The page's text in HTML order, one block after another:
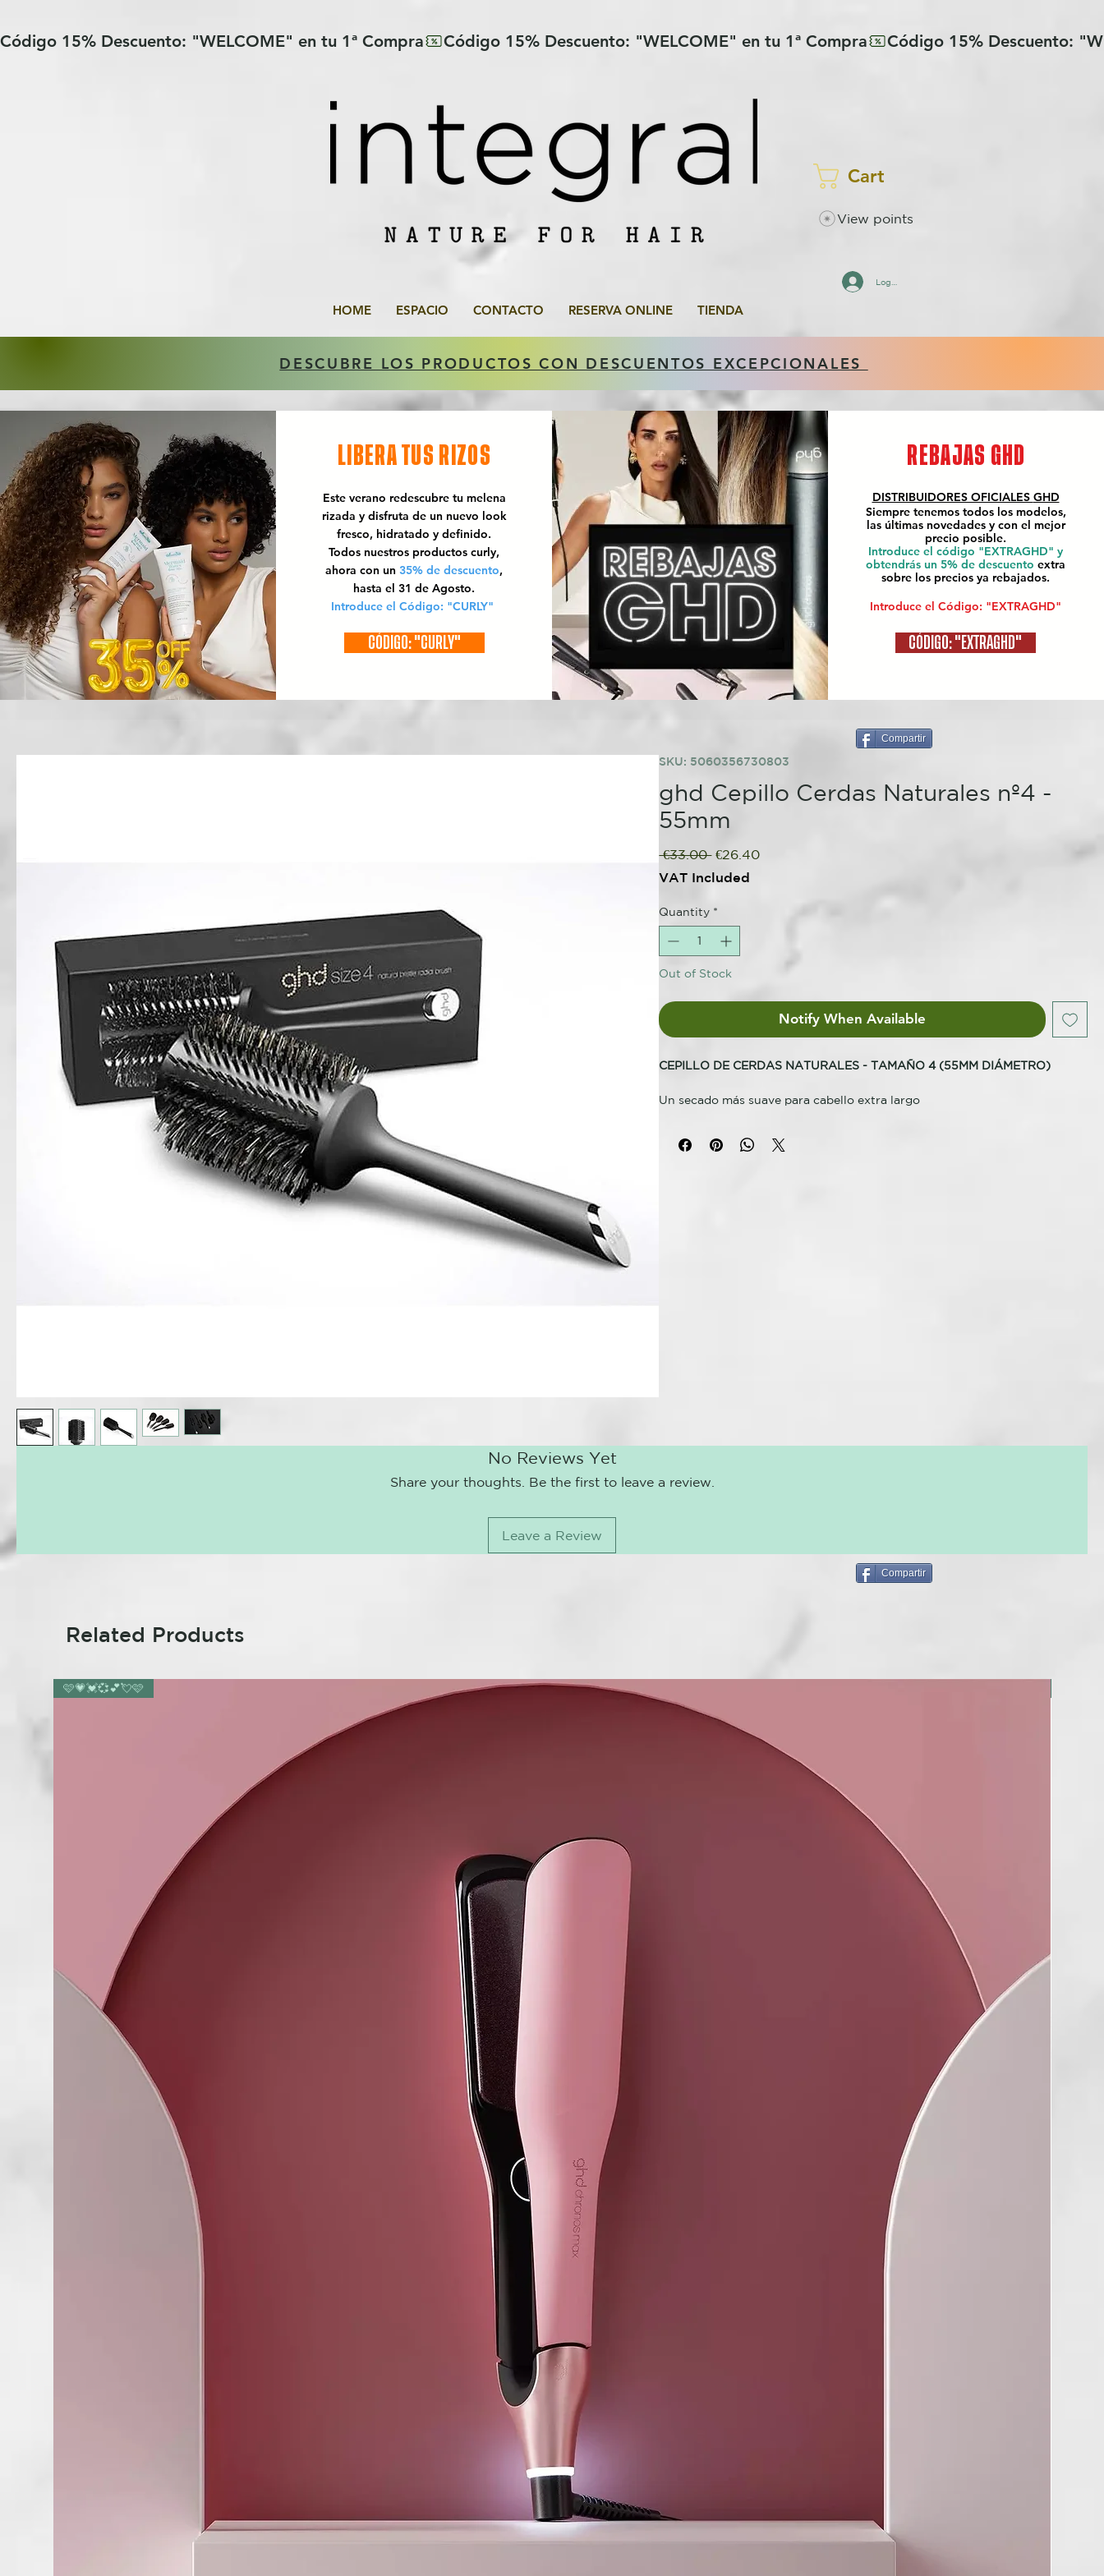
Código 15% Descuento: "WELCOME" en tu 1ª Compra
Cart
View points
Log In
HOME ESPACIO CONTACTO RESERVA ONLINE TIENDA
DESCUBRE LOS PRODUCTOS CON DESCUENTOS EXCEPCIONALES
LIBERA TUS RIZOS
Este verano redescubre tu melena
rizada y disfruta de un nuevo look
fresco, hidratado y definido.
Todos nuestros productos curly,
ahora con un 35% de descuento,
hasta el 31 de Agosto.
Introduce el Código: "CURLY"
CÓDIGO: "CURLY"
REBAJAS GHD
DISTRIBUIDORES OFICIALES GHD
Siempre tenemos todos los modelos,
las últimas novedades y con el mejor
precio posible.
Introduce el código "EXTRAGHD" y
obtendrás un 5% de descuento extra
sobre los precios ya rebajados.
Introduce el Código: "EXTRAGHD"
CÓDIGO: "EXTRAGHD"
SKU: 5060356730803
ghd Cepillo Cerdas Naturales nº4 -
55mm
€33.00 Regular
Price
€26.40Sale
VAT Included
Quantity *
Out of Stock
Notify When Available
CEPILLO DE CERDAS NATURALES - TAMAÑO 4 (55MM DIÁMETRO)
Un secado más suave para cabello extra largo
55mm, es ideal para el pelo largo y extra largo, o para crear mucho
No Reviews Yet
Share your thoughts. Be the first to leave a review.
Leave a Review
Compartir
Compartir
Related Products
🩷💗💓💞💕💘🩷